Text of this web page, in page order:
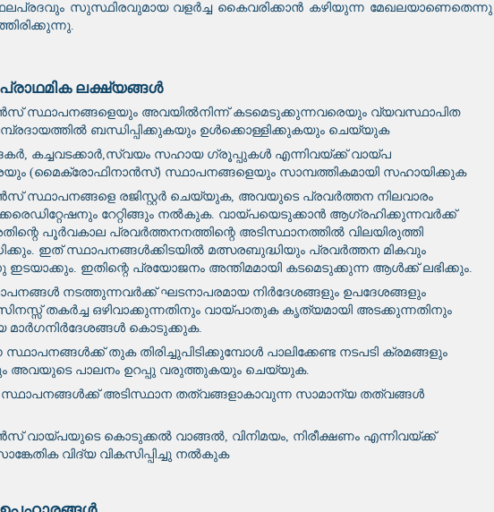
സുസ്ഥിരവുമായ വളർച്ച കൈവരിക്കാൻ കഴിയുന്ന മേഖലയാണെതെന്നു
പ്രാഥമിക ലക്ഷ്യങ്ങൾ
സ്ഥാപനങ്ങളെയും അവയിൽനിന്ന് കടമെടുക്കുന്നവരെയും വ്യവസ്ഥാപിത
ബന്ധിപ്പിക്കുകയും ഉൾക്കൊള്ളിക്കുകയും ചെയ്യുക
കച്ചവടക്കാർ,സ്വയം സഹായ ഗ്രൂപ്പുകൾ എന്നിവയ്ക്ക് വായ്‌പ
(മൈക്രോഫിനാൻസ്) സ്ഥാപനങ്ങളെയും സാമ്പത്തികമായി സഹായിക്കുക
സ്ഥാപനങ്ങളെ രജിസ്റ്റർ ചെയ്യുക, അവയുടെ പ്രവർത്തന നിലവാരം
റേറ്റിങ്ങും നൽകുക. വായ്‌പയെടുക്കാൻ ആഗ്രഹിക്കുന്നവർക്ക്
പൂർവകാല പ്രവർത്തനനത്തിന്റെ അടിസ്ഥാനത്തിൽ വിലയിരുത്തി
ഇത് സ്ഥാപനങ്ങൾക്കിടയിൽ മത്സരബുദ്ധിയും പ്രവർത്തന മികവും
ഇതിന്റെ പ്രയോജനം അന്തിമമായി കടമെടുക്കുന്ന ആൾക്ക് ലഭിക്കും.
നടത്തുന്നവർക്ക് ഘടനാപരമായ നിർദേശങ്ങളും ഉപദേശങ്ങളും
തകർച്ച ഒഴിവാക്കുന്നതിനും വായ്പാതുക കൃത്യമായി അടക്കുന്നതിനും
മാർഗനിർദേശങ്ങൾ കൊടുക്കുക.
തുക തിരിച്ചുപിടിക്കുമ്പോൾ പാലിക്കേണ്ട നടപടി ക്രമങ്ങളും
അവയുടെ പാലനം ഉറപ്പു വരുത്തുകയും ചെയ്യുക.
സ്ഥാപനങ്ങൾക്ക് അടിസ്ഥാന തത്വങ്ങളാകാവുന്ന സാമാന്യ തത്വങ്ങൾ
വായ്‌പയുടെ കൊടുക്കൽ വാങ്ങൽ, വിനിമയം, നിരീക്ഷണം എന്നിവയ്ക്ക്
വിദ്യ വികസിപ്പിച്ചു നൽകുക